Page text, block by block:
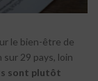
le bien-être de
sur 29 pays, loin
sont plutôt